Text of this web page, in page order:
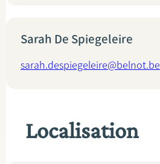
Sarah De Spiegeleire
sarah.despiegeleire@belnot.be
Localisation